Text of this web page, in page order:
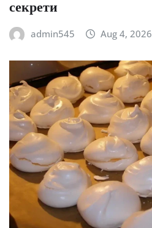
секрети
admin545 Aug 4, 2026